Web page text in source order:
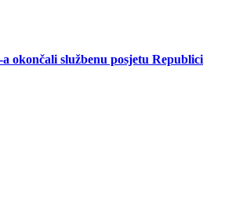
okončali službenu posjetu Republici